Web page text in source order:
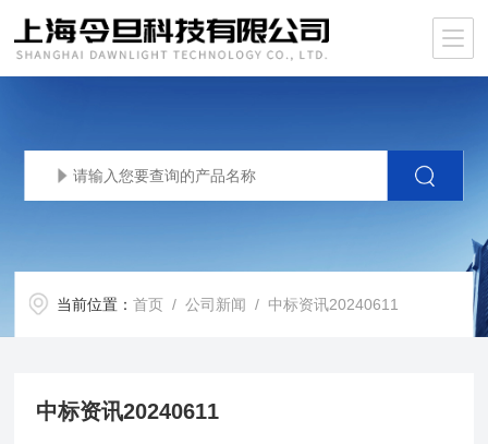
当前位置：首页 /公司新闻 / 中标资讯20240611
中标资讯20240611